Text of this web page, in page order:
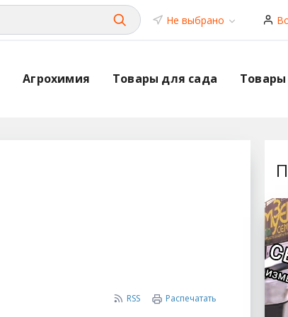
Не выбрано
Агрохимия Товары для сада
RSS Распечатать